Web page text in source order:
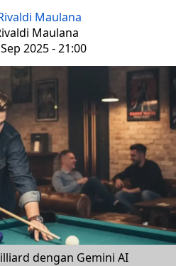
Maulana
Maulana
2025 - 21:00
dengan Gemini AI